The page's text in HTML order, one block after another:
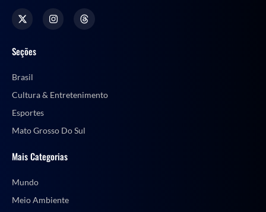
Seções
Brasil
Cultura & Entretenimento
Esportes
Mato Grosso Do Sul
Mais Categorias
Mundo
Meio Ambiente